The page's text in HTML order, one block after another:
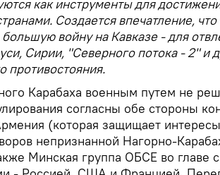
как инструменты для
Создается впечатление, что
войну на Кавказе - для
Сирии, "Северного потока - 2" и
противостояния.
Карабаха военным путем не
согласны обе стороны
(которая защищает
непризнанной Нагорно-
Минская группа ОБСЕ во главе